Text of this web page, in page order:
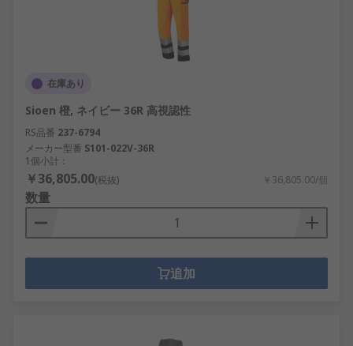
在庫あり
Sioen 橙, ネイビー 36R 高視認性
RS品番 237-6794
メーカー型番 S101-022V-36R
1個小計：
￥36,805.00(税抜) ￥36,805.00/個
数量
追加